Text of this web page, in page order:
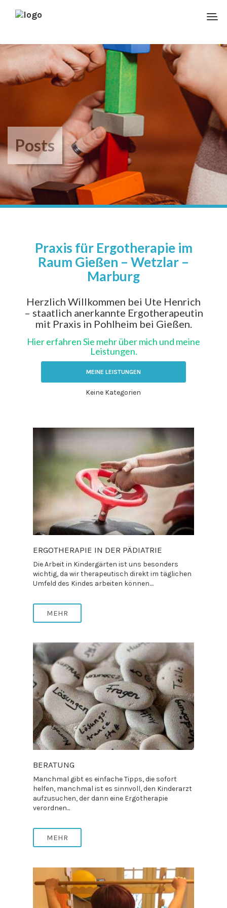
Posts
Praxis für Ergotherapie im
Raum Gießen – Wetzlar –
Marburg
Herzlich Willkommen bei Ute Henrich
– staatlich anerkannte Ergotherapeutin
mit Praxis in Pohlheim bei Gießen.
Hier erfahren Sie mehr über mich und meine
Leistungen.
MEINE LEISTUNGEN
Keine Kategorien
ERGOTHERAPIE IN DER PÄDIATRIE
Die Arbeit in Kindergärten ist uns besonders
wichtig, da wir therapeutisch direkt im täglichen
Umfeld des Kindes arbeiten können....
MEHR
BERATUNG
Manchmal gibt es einfache Tipps, die sofort
helfen, manchmal ist es sinnvoll, den Kinderarzt
aufzusuchen, der dann eine Ergotherapie
verordnen...
MEHR